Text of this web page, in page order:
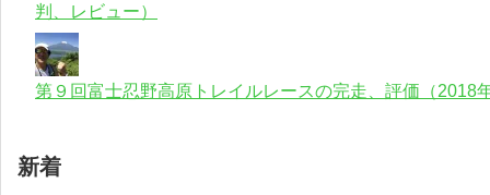
判、レビュー）
第９回富士忍野高原トレイルレースの完走、評価（2018
新着